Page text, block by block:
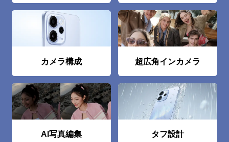
カメラ構成 超広⾓インカメラ
AI写真編集 タフ設計